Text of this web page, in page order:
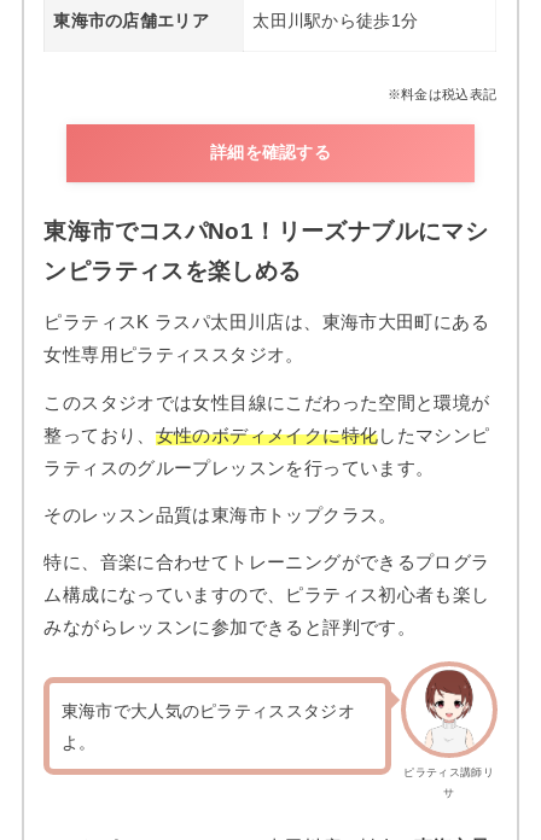
東海市の店舗エリア 太田川駅から徒歩1分
※料金は税込表記
詳細を確認する
東海市でコスパNo1！リーズナブルにマシ
ンピラティスを楽しめる
ピラティスK ラスパ太田川店は、東海市大田町にある
女性専用ピラティススタジオ。
このスタジオでは女性目線にこだわった空間と環境が
整っており、 女性のボディメイクに特化したマシンピ
ラティスのグループレッスンを行っています。
そのレッスン品質は東海市トップクラス。
特に、音楽に合わせてトレーニングができるプログラ
ム構成になっていますので、ピラティス初心者も楽し
みながらレッスンに参加できると評判です。
ピラティス講師リ
サ
東海市で大人気のピラティススタジオ
よ。